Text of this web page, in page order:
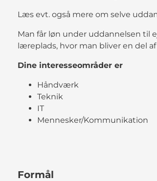
Læs evt. også mere om selve
Man får løn under uddannelsen til
læreplads, hvor man bliver en del
Dine interesseområder er
Håndværk
Teknik
IT
Mennesker/Kommunikation
Formål